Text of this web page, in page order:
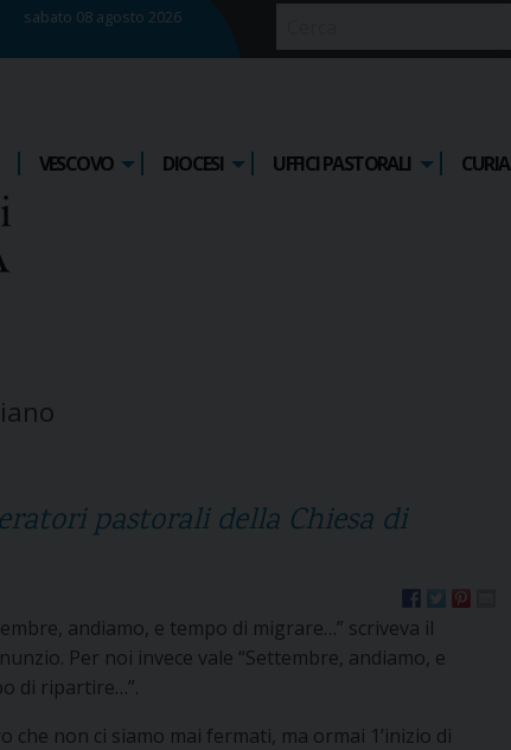
sabato 08 agosto 2026
VESCOVO DIOCESI UFFICI PASTORALI CURIA
pastorali della Chiesa di
andiamo, e tempo di migrare…” scriveva il
Per noi invece vale “Settembre, andiamo, e
di ripartire…”.
che non ci siamo mai fermati, ma ormai 1’inizio di